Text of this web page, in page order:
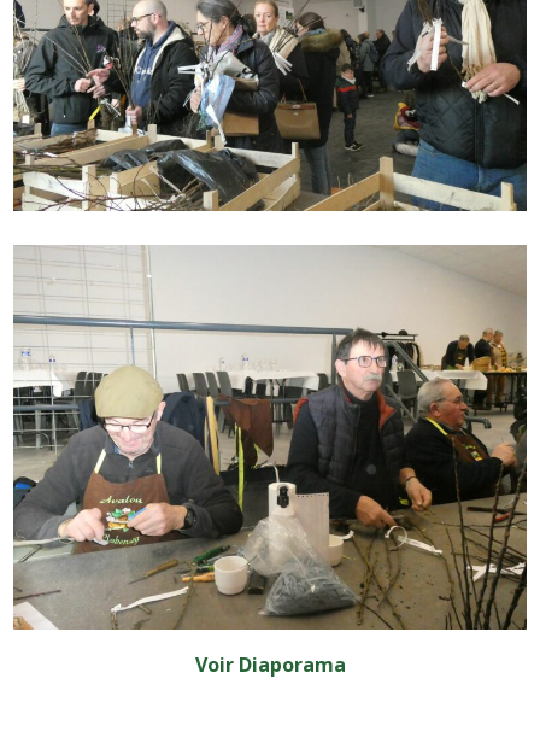
Voir Diaporama